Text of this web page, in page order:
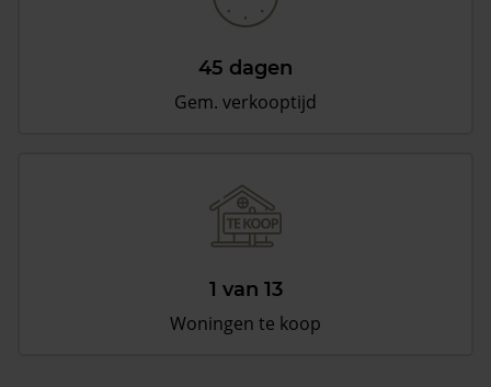
45 dagen
Gem. verkooptijd
1 van 13
Woningen te koop